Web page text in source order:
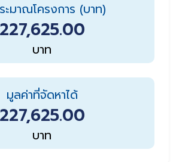
ะมาณโครงการ (บาท)
227,625.00
บาท
มูลค่าที่จัดหาได้
227,625.00
บาท